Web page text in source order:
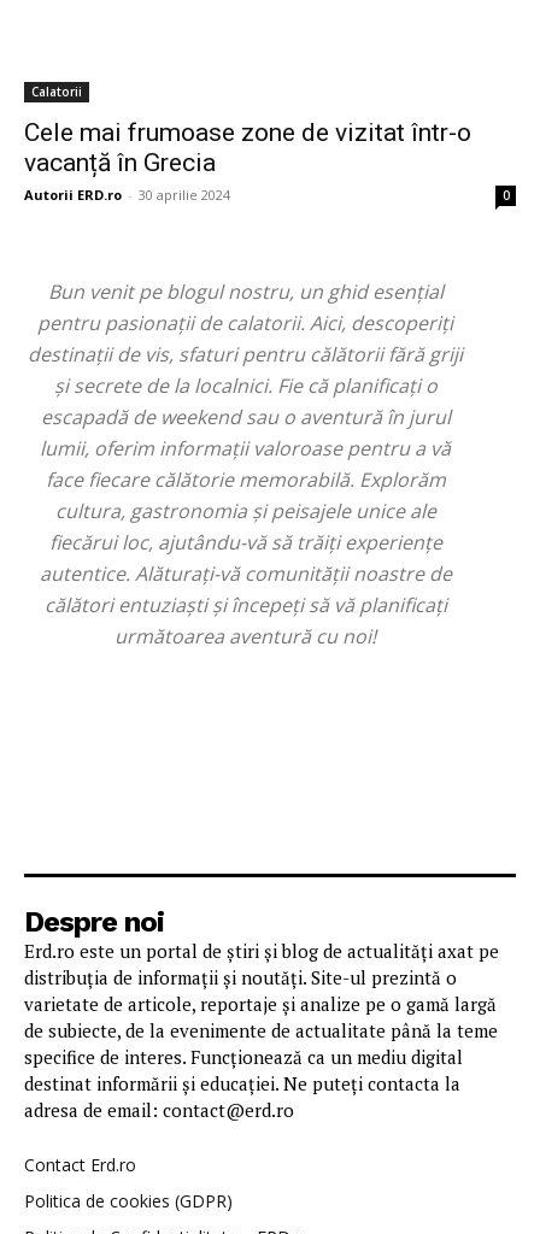
Calatorii
Cele mai frumoase zone de vizitat într-o
vacanță în Grecia
Autorii ERD.ro - 30 aprilie 2024 0
Bun venit pe blogul nostru, un ghid esențial
pentru pasionații de calatorii. Aici, descoperiți
destinații de vis, sfaturi pentru călătorii fără griji
și secrete de la localnici. Fie că planificați o
escapadă de weekend sau o aventură în jurul
lumii, oferim informații valoroase pentru a vă
face fiecare călătorie memorabilă. Explorăm
cultura, gastronomia și peisajele unice ale
fiecărui loc, ajutându-vă să trăiți experiențe
autentice. Alăturați-vă comunității noastre de
călători entuziaști și începeți să vă planificați
următoarea aventură cu noi!
Despre noi
Erd.ro este un portal de știri și blog de actualități axat pe
distribuția de informații și noutăți. Site-ul prezintă o
varietate de articole, reportaje și analize pe o gamă largă
de subiecte, de la evenimente de actualitate până la teme
specifice de interes. Funcționează ca un mediu digital
destinat informării și educației. Ne puteți contacta la
adresa de email: contact@erd.ro
Contact Erd.ro
Politica de cookies (GDPR)